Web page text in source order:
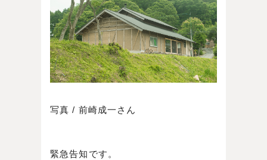
写真 / 前崎成一さん
緊急告知です。